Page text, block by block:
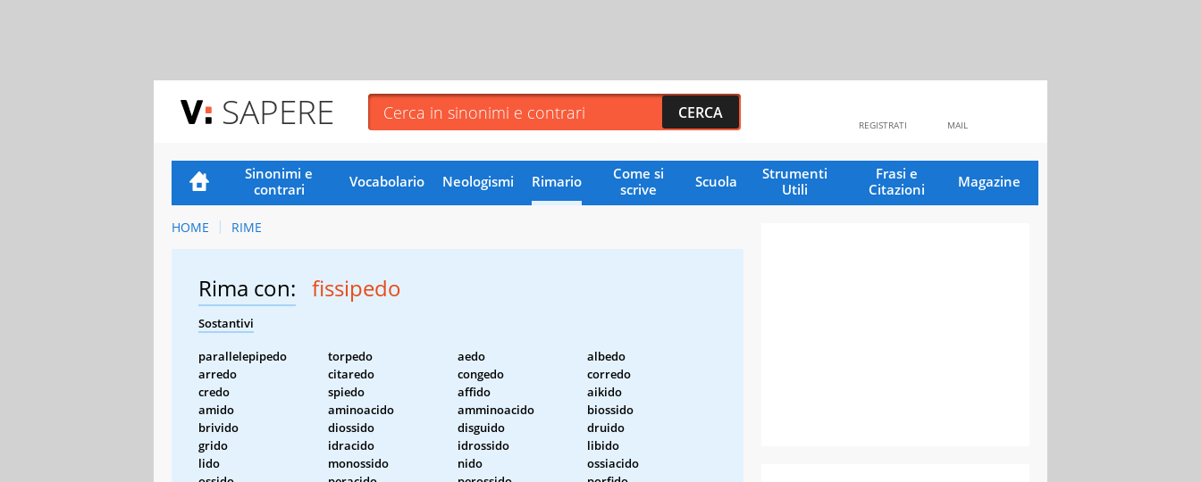
SAPERE MAIL
REGISTRATI
Sinonimi e
contrari
Vocabolario Neologismi Rimario
Come si
scrive
Scuola
Strumenti
Utili
Frasi e
Citazioni
Magazine
HOME RIME
Rima con: fissipedo
Sostantivi
parallelepipedo torpedo aedo
albedo
arredo
citaredo congedo
corredo
credo
spiedo affido
aikido
amido
aminoacido amminoacido
biossido
brivido
diossido disguido
druido
grido
idracido idrossido
libido
lido
monossido nido
ossiacido